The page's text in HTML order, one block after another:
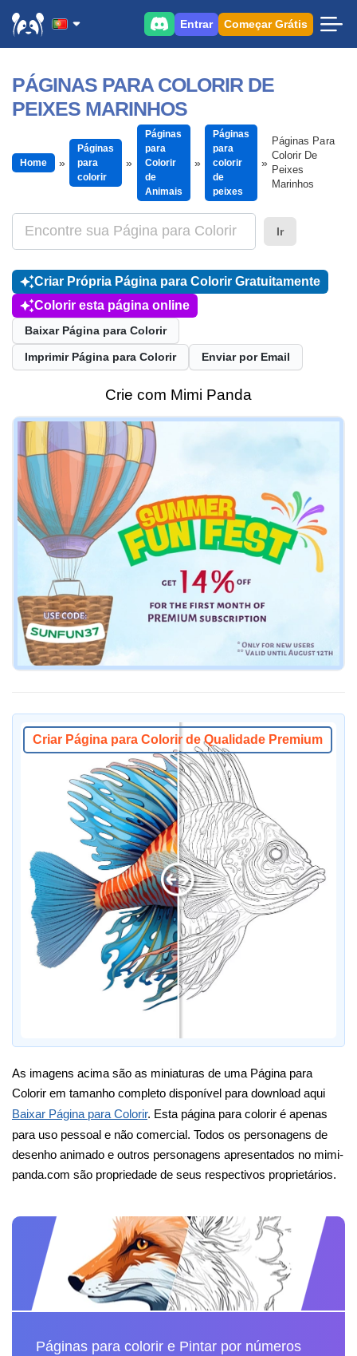
Entrar Começar Grátis
PÁGINAS PARA COLORIR DE
PEIXES MARINHOS
Home
Páginas
para
colorir
Páginas
para
Colorir
de
Animais
Páginas
para
colorir
de
peixes
Páginas Para
Colorir De
Peixes
Marinhos
Ir
Criar Própria Página para Colorir Gratuitamente
Colorir esta página online
Baixar Página para Colorir
Imprimir Página para Colorir Enviar por Email
Crie com Mimi Panda
Criar Página para Colorir de Qualidade Premium
As imagens acima são as miniaturas de uma Página para
Colorir em tamanho completo disponível para download aqui
Baixar Página para Colorir. Esta página para colorir é apenas
para uso pessoal e não comercial. Todos os personagens de
desenho animado e outros personagens apresentados no mimi-
panda.com são propriedade de seus respectivos proprietários.
Páginas para colorir e Pintar por números